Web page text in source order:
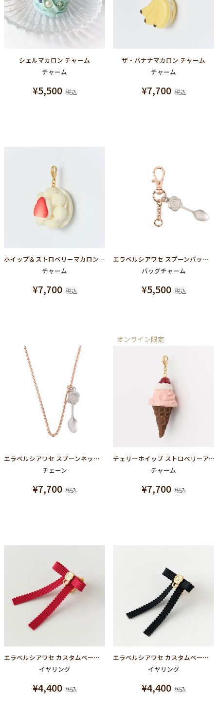
シェルマカロン チャーム
チャーム
¥5,500 税込
ザ・バナナマカロン チャーム
チャーム
¥7,700 税込
ホイップ＆ストロベリーマカロン チャーム
チャーム
¥7,700 税込
エラベルシアワセ スプーンバッグチャーム チェーン
バッグチャーム
¥5,500 税込
エラベルシアワセ スプーンネックレスチェーン
チェーン
¥7,700 税込
オンライン限定
チェリーホイップ ストロベリーアイス コーン チャーム
チャーム
¥7,700 税込
エラベルシアワセ カスタムベース リボンイヤリング(レッド)
イヤリング
¥4,400 税込
エラベルシアワセ カスタムベース リボンイヤリング(ブラック)
イヤリング
¥4,400 税込